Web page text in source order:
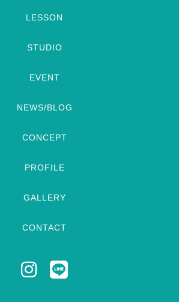
LESSON
STUDIO
EVENT
NEWS/BLOG
CONCEPT
PROFILE
GALLERY
CONTACT